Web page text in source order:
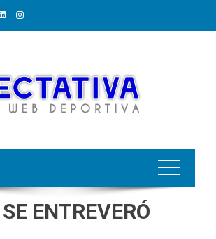
ENTREVERÓ